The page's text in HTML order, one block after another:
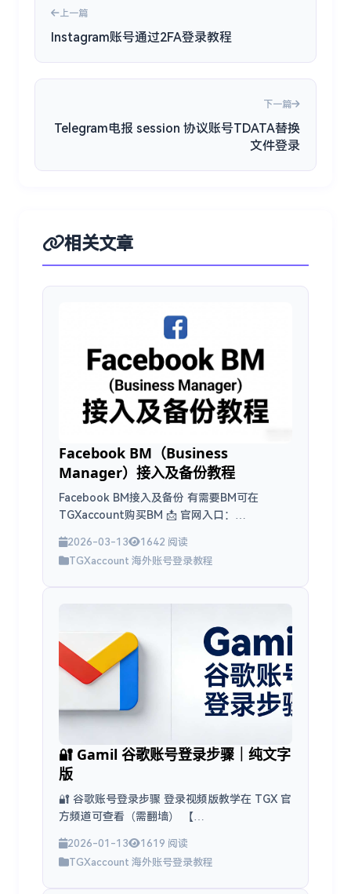
上一篇
Instagram账号通过2FA登录教程
下一篇
Telegram电报 session 协议账号TDATA替换
文件登录
相关文章
Facebook BM（Business
Manager）接入及备份教程
Facebook BM接入及备份 有需要BM可在
TGXaccount购买BM 📩 官网入口：
Telegram 客服：...
2026-03-13
1642 阅读
TGXaccount 海外账号登录教程
🔐 Gamil 谷歌账号登录步骤｜纯文字
版
🔐 谷歌账号登录步骤 登录视频版教学在 TGX 官
方频道可查看（需翻墙） 【
步：打开谷歌登录页面 1....
2026-01-13
1619 阅读
TGXaccount 海外账号登录教程